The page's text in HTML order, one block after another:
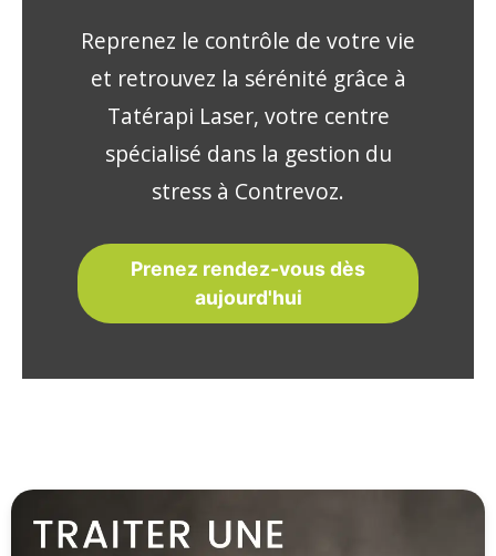
Reprenez le contrôle de votre vie
et retrouvez la sérénité grâce à
Tatérapi Laser, votre centre
spécialisé dans la gestion du
stress à Contrevoz.
Prenez rendez-vous dès
aujourd'hui